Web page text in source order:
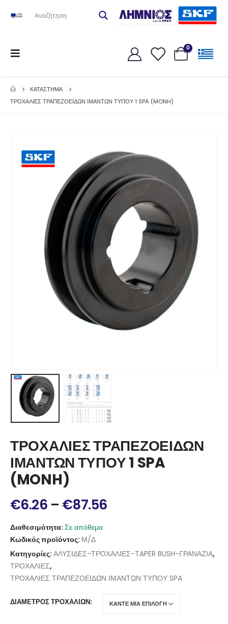
0
ΚΑΤΆΣΤΗΜΑ
ΤΡΟΧΑΛΙΕΣ ΤΡΑΠΕΖΟΕΙΔΩΝ ΙΜΑΝΤΩΝ ΤΥΠΟΥ 1 SPA (MONH)
ΤΡΟΧΑΛΙΕΣ ΤΡΑΠΕΖΟΕΙΔΩΝ
ΙΜΑΝΤΩΝ ΤΥΠΟΥ 1 SPA
(MONH)
€6.26 – €87.56
Διαθεσιμότητα: Σε απόθεμα
Κωδικός προϊόντος: Μ/Δ
Κατηγορίες: ΑΛΥΣΙΔΕΣ-ΤΡΟΧΑΛΙΕΣ-TAPER BUSH-ΓΡΑΝΑΖΙΑ,
ΤΡΟΧΑΛΙΕΣ,
ΤΡΟΧΑΛΙΕΣ ΤΡΑΠΕΖΟΕΙΔΩΝ ΙΜΑΝΤΩΝ ΤΥΠΟΥ SPA
ΔΙΆΜΕΤΡΟΣ ΤΡΟΧΑΛΙΏΝ